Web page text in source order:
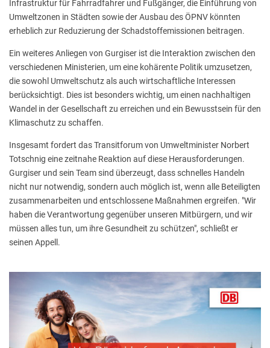
Infrastruktur für Fahrradfahrer und Fußgänger, die Einführung von
Umweltzonen in Städten sowie der Ausbau des ÖPNV könnten
erheblich zur Reduzierung der Schadstoffemissionen beitragen.
Ein weiteres Anliegen von Gurgiser ist die Interaktion zwischen den
verschiedenen Ministerien, um eine kohärente Politik umzusetzen,
die sowohl Umweltschutz als auch wirtschaftliche Interessen
berücksichtigt. Dies ist besonders wichtig, um einen nachhaltigen
Wandel in der Gesellschaft zu erreichen und ein Bewusstsein für den
Klimaschutz zu schaffen.
Insgesamt fordert das Transitforum von Umweltminister Norbert
Totschnig eine zeitnahe Reaktion auf diese Herausforderungen.
Gurgiser und sein Team sind überzeugt, dass schnelles Handeln
nicht nur notwendig, sondern auch möglich ist, wenn alle Beteiligten
zusammenarbeiten und entschlossene Maßnahmen ergreifen. "Wir
haben die Verantwortung gegenüber unseren Mitbürgern, und wir
müssen alles tun, um ihre Gesundheit zu schützen", schließt er
seinen Appell.